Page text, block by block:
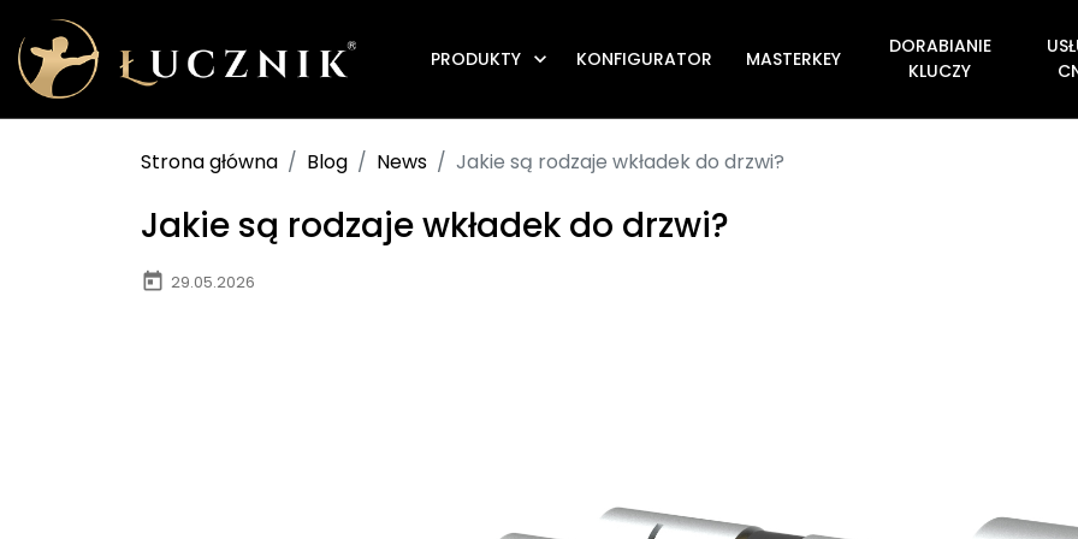
PRODUKTY  KONFIGURATOR MASTERKEY
DORABIANIE
KLUCZY
Strona główna Blog News Jakie są rodzaje wkładek do drzwi?
Jakie są rodzaje wkładek do drzwi?
today 29.05.2026